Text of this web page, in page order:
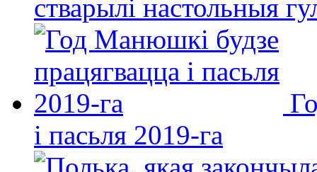
стварылі настольныя
і пасьля 2019-га